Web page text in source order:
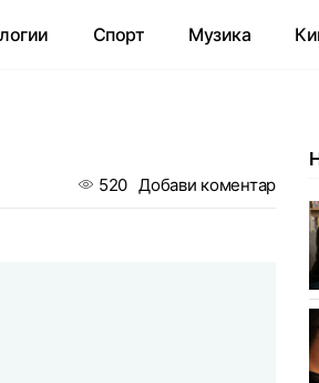
Спорт Музика
520 Добави коментар